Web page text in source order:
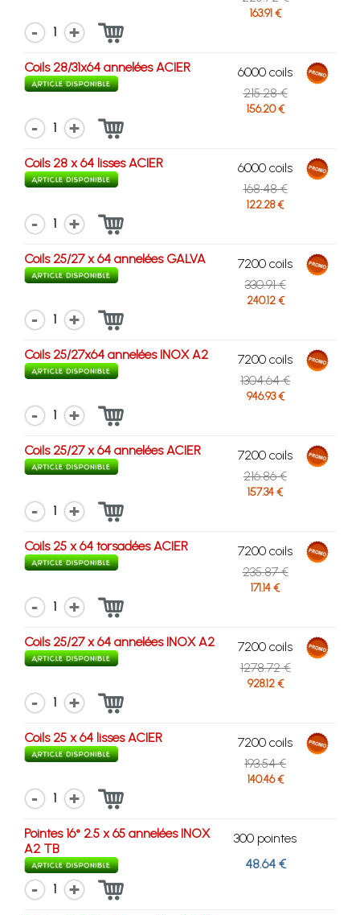
163.91 €
1
Coils 28/31x64 annelées ACIER
6000 coils
215.28 €
156.20 €
1
Coils 28 x 64 lisses ACIER
6000 coils
168.48 €
122.28 €
1
Coils 25/27 x 64 annelées GALVA
7200 coils
330.91 €
240.12 €
1
Coils 25/27x64 annelées INOX A2
7200 coils
1304.64 €
946.93 €
1
Coils 25/27 x 64 annelées ACIER
7200 coils
216.86 €
157.34 €
1
Coils 25 x 64 torsadées ACIER
7200 coils
235.87 €
171.14 €
1
Coils 25/27 x 64 annelées INOX A2
7200 coils
1278.72 €
928.12 €
1
Coils 25 x 64 lisses ACIER
7200 coils
193.54 €
140.46 €
1
Pointes 16° 2.5 x 65 annelées INOX
A2 TB
300 pointes
48.64 €
1